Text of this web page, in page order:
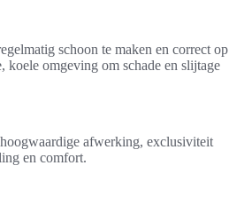
schoon te maken en correct op
koele omgeving om schade en slijtage
afwerking, exclusiviteit
en comfort.